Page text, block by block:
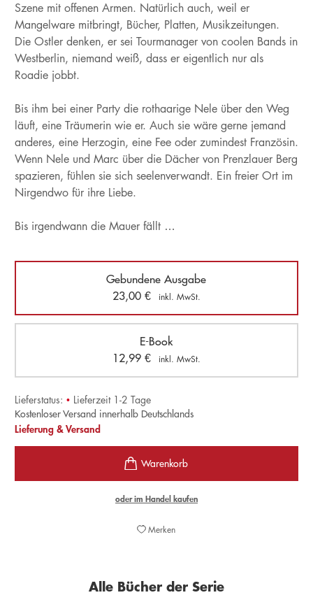
Szene mit offenen Armen. Natürlich auch, weil er
Mangelware mitbringt, Bücher, Platten, Musikzeitungen.
Die Ostler denken, er sei Tourmanager von coolen Bands in
Westberlin, niemand weiß, dass er eigentlich nur als
Roadie jobbt.
Bis ihm bei einer Party die rothaarige Nele über den Weg
läuft, eine Träumerin wie er. Auch sie wäre gerne jemand
anderes, eine Herzogin, eine Fee oder zumindest Französin.
Wenn Nele und Marc über die Dächer von Prenzlauer Berg
spazieren, fühlen sie sich seelenverwandt. Ein freier Ort im
Nirgendwo für ihre Liebe.
Bis irgendwann die Mauer fällt …
Gebundene Ausgabe
23,00 € inkl. MwSt.
E-Book
12,99 € inkl. MwSt.
Lieferstatus: • Lieferzeit 1-2 Tage
Kostenloser Versand innerhalb Deutschlands
Lieferung & Versand
oder im Handel kaufen
Merken
Alle Bücher der Serie